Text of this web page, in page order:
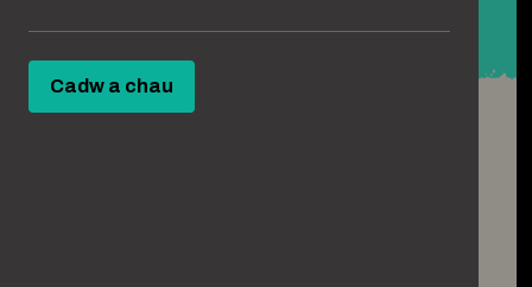
Partner with us
If you want to do more to support and
Cadw a chau